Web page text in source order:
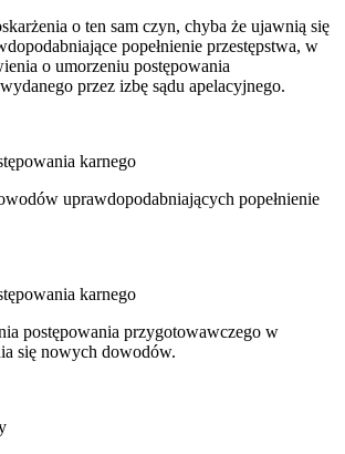
o ten sam czyn, chyba że ujawnią się
popełnienie przestępstwa, w
o umorzeniu postępowania
przez izbę sądu apelacyjnego.
karnego
uprawdopodabniających popełnienie
karnego
postępowania przygotowawczego w
się nowych dowodów.